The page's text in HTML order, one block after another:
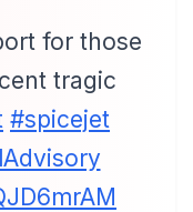
for those
tragic
#spicejet